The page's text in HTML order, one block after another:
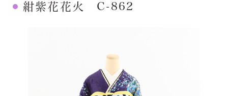
ABOUT
紺紫花花火 C-862